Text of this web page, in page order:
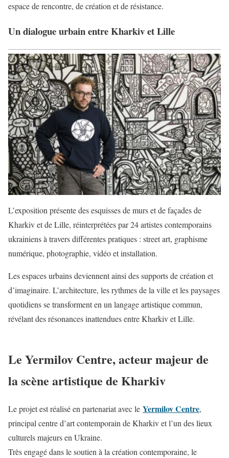
espace de rencontre, de création et de résistance.
Un dialogue urbain entre Kharkiv et Lille
L’exposition présente des esquisses de murs et de façades de
Kharkiv et de Lille, réinterprétées par 24 artistes contemporains
ukrainiens à travers différentes pratiques : street art, graphisme
numérique, photographie, vidéo et installation.
Les espaces urbains deviennent ainsi des supports de création et
d’imaginaire. L’architecture, les rythmes de la ville et les paysages
quotidiens se transforment en un langage artistique commun,
révélant des résonances inattendues entre Kharkiv et Lille.
Le Yermilov Centre, acteur majeur de
la scène artistique de Kharkiv
Le projet est réalisé en partenariat avec le Yermilov Centre,
principal centre d’art contemporain de Kharkiv et l’un des lieux
culturels majeurs en Ukraine.
Très engagé dans le soutien à la création contemporaine, le